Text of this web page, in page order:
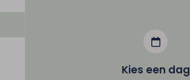
Kies een dag